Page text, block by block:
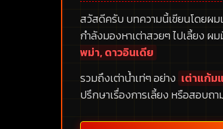
สวัสดีครับ บทความนี้เขียนโดยผม
กำลังมองหาเต่าสวยๆ ไปเลี้ยง ผ
พม่า, ดาวอินเดีย
รวมถึงเต่าน้ำเท่ๆ อย่าง เต่าแก้ม
ปรึกษาเรื่องการเลี้ยง หรือสอบถ